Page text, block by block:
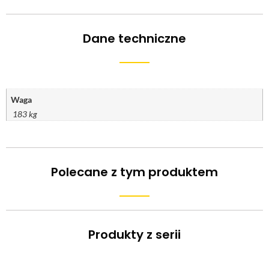
Dane techniczne
Waga
183 kg
Polecane z tym produktem
Produkty z serii